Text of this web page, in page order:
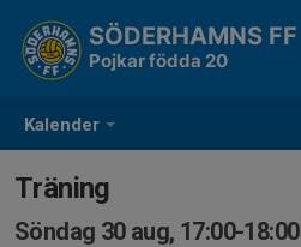
Kalender
SÖDERHAMNS FF
Pojkar födda 20
Träning
Söndag 30 aug, 17:00-18:00